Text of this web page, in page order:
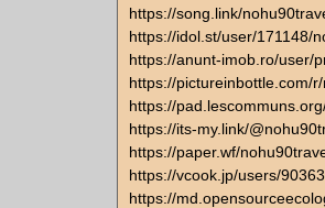
https://song.link/
https://idol.st/user/171148/
https://anunt-imob.ro/user/
https://pictureinbottle.com/
https://
https://its-my.link/
https://paper.wf/
https://vcook.jp/users/90363
https://